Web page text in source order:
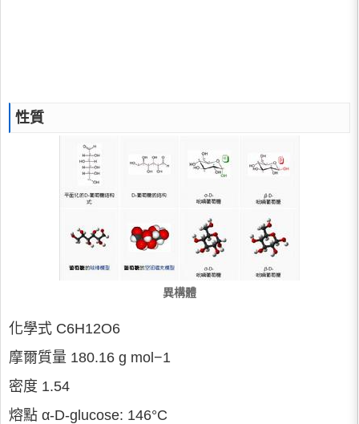
性質
異構體
化學式 C6H12O6
摩爾質量 180.16 g mol−1
密度 1.54
熔點 α-D-glucose: 146°C